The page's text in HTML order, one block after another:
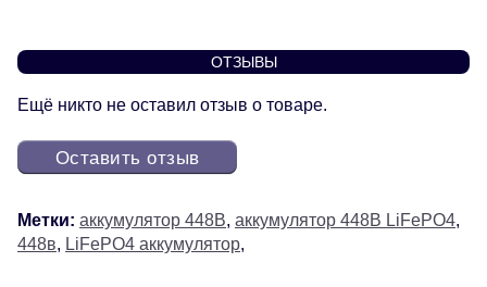
ОТЗЫВЫ
Ещё никто не оставил отзыв о товаре.
Оставить отзыв
Метки: аккумулятор 448В, аккумулятор 448В LiFePO4,
448в, LiFePO4 аккумулятор,